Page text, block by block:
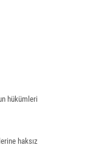
hükümleri
haksız